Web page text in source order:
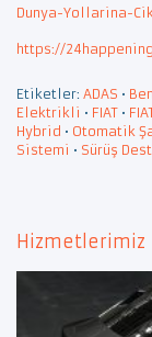
Dunya-Yollarina-
https://
Etiketler: ADAS •
Elektrikli • FIAT •
Hybrid • Otomatik
Sistemi • Sürüş
Hizmetlerimiz